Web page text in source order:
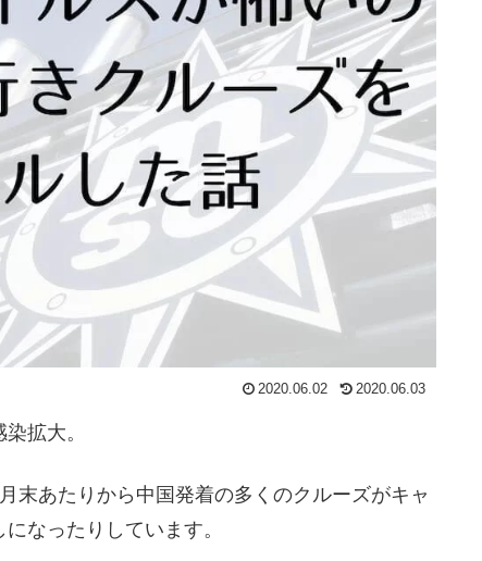
2020.06.02 2020.06.03
拡大。
末あたりから中国発着の多くのクルーズがキャ
なったりしています。